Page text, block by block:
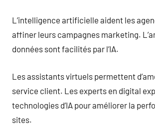
L’intelligence artificielle aident les
affiner leurs campagnes marketing.
données sont facilités par l’IA.
Les assistants virtuels permettent
service client. Les experts en digital
technologies d’IA pour améliorer la
sites.